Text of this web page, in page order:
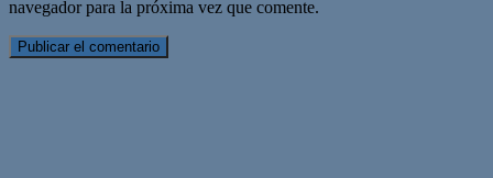
navegador para la próxima vez que comente.